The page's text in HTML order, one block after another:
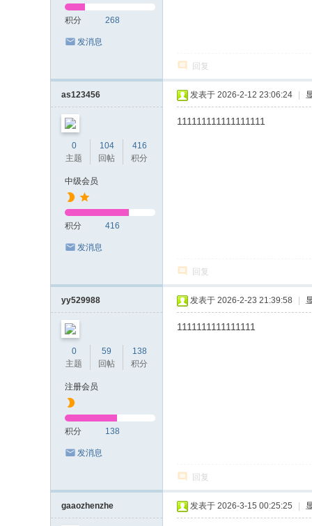
积分 268
发消息
回复
as123456
0
主题
104
回帖
416
积分
中级会员
积分 416
发消息
发表于 2026-2-12 23:06:24
111111111111111111
回复
yy529988
0
主题
59
回帖
138
积分
注册会员
积分 138
发消息
发表于 2026-2-23 21:39:58
1111111111111111
回复
gaaozhenzhe 发表于 2026-3-15 00:25:25